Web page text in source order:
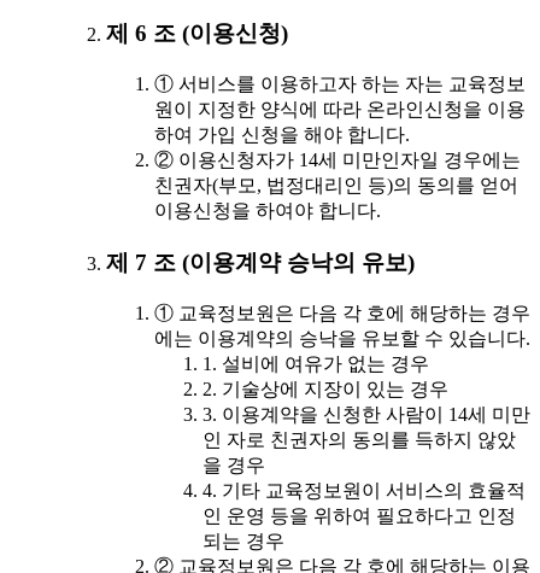
제 6 조 (이용신청)
① 서비스를 이용하고자 하는 자는 교육정보
원이 지정한 양식에 따라 온라인신청을 이용
하여 가입 신청을 해야 합니다.
② 이용신청자가 14세 미만인자일 경우에는
친권자(부모, 법정대리인 등)의 동의를 얻어
이용신청을 하여야 합니다.
제 7 조 (이용계약 승낙의 유보)
① 교육정보원은 다음 각 호에 해당하는 경우
에는 이용계약의 승낙을 유보할 수 있습니다.
1. 설비에 여유가 없는 경우
2. 기술상에 지장이 있는 경우
3. 이용계약을 신청한 사람이 14세 미만
인 자로 친권자의 동의를 득하지 않았
을 경우
4. 기타 교육정보원이 서비스의 효율적
인 운영 등을 위하여 필요하다고 인정
되는 경우
② 교육정보원은 다음 각 호에 해당하는 이용